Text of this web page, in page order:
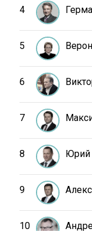
4
5
6
7
8 Юрий
9
10